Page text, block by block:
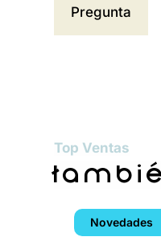
Top Ventas
Novedades